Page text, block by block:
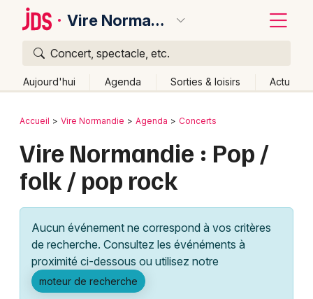
Vire Normandie
Concert, spectacle, etc.
Aujourd'hui Agenda Sorties & loisirs Actu
Publier un événement
Grands événements
Activité & Expérience
Manifestations
Bordeaux
Colmar
Lille
Lyon
Marseille
Mulhouse
Retour
Accueil Vire Normandie Agenda Concerts
Vire Normandie : Pop /
folk / pop rock
Aucun événement ne correspond à vos critères
de recherche. Consultez les événéments à
proximité ci-dessous ou utilisez notre
moteur de recherche
Quoi ?
Où ?
Basse-Normandie
Partout
Près de moi
Changer de lieu
Aujourd'hui
Demain Ce week-end Autre